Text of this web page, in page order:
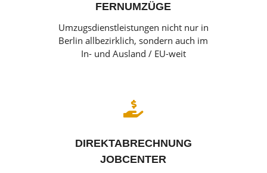
FERNUMZÜGE
Umzugsdienstleistungen nicht nur in
Berlin allbezirklich, sondern auch im
In- und Ausland / EU-weit

DIREKTABRECHNUNG
JOBCENTER